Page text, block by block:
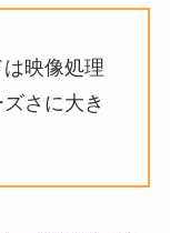
映像処理
さに大き